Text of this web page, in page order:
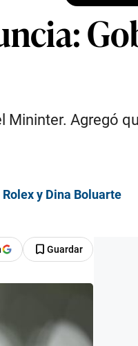
Agregó
y Dina Boluarte
Guardar